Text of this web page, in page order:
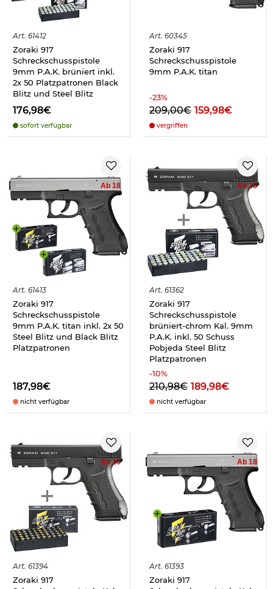
Art. 61412
Zoraki 917
Schreckschusspistole
9mm P.A.K. brüniert inkl.
2x 50 Platzpatronen Black
Blitz und Steel Blitz
176,98€
sofort verfügbar
Art. 60345
Zoraki 917
Schreckschusspistole
9mm P.A.K. titan
-23%
209,00€ 159,98€
vergriffen
Ab 18
Art. 61413
Zoraki 917
Schreckschusspistole
9mm P.A.K. titan inkl. 2x 50
Steel Blitz und Black Blitz
Platzpatronen
187,98€
nicht verfügbar
Ab 18
Art. 61362
Zoraki 917
Schreckschusspistole
brüniert-chrom Kal. 9mm
P.A.K. inkl. 50 Schuss
Pobjeda Steel Blitz
Platzpatronen
-10%
210,98€ 189,98€
nicht verfügbar
Ab 18
Art. 61394
Zoraki 917
Ab 18
Art. 61393
Zoraki 917